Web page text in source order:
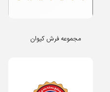
مجموعه فرش کیوان